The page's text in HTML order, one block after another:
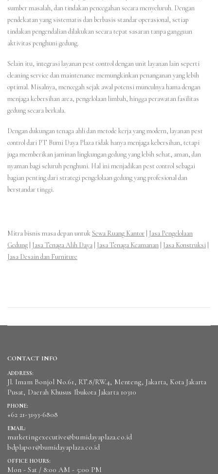
sumber masalah, dan tindakan pencegahan secara menyeluruh. Dengan
pendekatan yang sistematis dan berbasis standar operasional, setiap
tindakan pengendalian dilakukan secara tepat sasaran tanpa gangguan
aktivitas penghuni gedung.
Selain itu, integrasi layanan pest control dengan unit layanan lain seperti
cleaning service dan maintenance memungkinkan penanganan yang lebih
optimal. Misalnya, mencegah sejak awal potensi munculnya hama dengan
menjaga kebersihan area, pengelolaan limbah, hingga perawatan fasilitas
gedung secara berkala.
Dengan dukungan tenaga ahli dan metode kerja yang modern, layanan pest
control dari PT Bumi Daya Plaza tidak hanya menjaga kebersihan, tetapi
juga memberikan jaminan lingkungan gedung yang lebih sehat, aman, dan
nyaman bagi seluruh penghuni. Hal ini menjadikan pest control sebagai
bagian penting dari strategi pengelolaan gedung yang profesional dan
berstandar tinggi.
Mitra bisnis masa depan untukSewa Ruang Kantor Jasa Pengelolaan
Gedung Jasa Tenaga Alih Daya Jasa Tenaga Keamanan Jasa Konstruksi
Jasa Desain dan Furniture
CONTACT INFO
ADDRESS:
Jl. Imam Bonjol No.61, RT.8/RW.4, Menteng, Jakarta, Kota Jakarta
Pusat, Daerah Khusus Ibukota Jakarta 10310
PHONE:
+62 21-3193-6808
EMAIL:
marketingexecutive@bumidayaplaza.co.id
bdplapor@bumidayaplaza.co.id
OFFICE HOURS:
Mon - Sat / 8:00 AM - 5:00 PM